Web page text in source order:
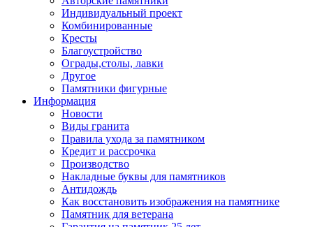
Индивидуальный проект
Комбинированные
Кресты
Благоустройство
Ограды,столы, лавки
Другое
Памятники фигурные
Информация
Новости
Виды гранита
Правила ухода за памятником
Кредит и рассрочка
Производство
Накладные буквы для памятников
Антидождь
Как восстановить изображения на памятнике
Памятник для ветерана